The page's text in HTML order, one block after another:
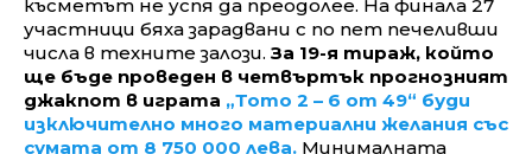
късметът не успя да преодолее. На финала 27
участници бяха зарадвани с по пет печеливши
числа в техните залози. За 19-я тираж, който
ще бъде проведен в четвъртък прогнозният
джакпот в играта „Тото 2 – 6 от 49“ буди
изключително много материални желания със
сумата от 8 750 000 лева. Минималната